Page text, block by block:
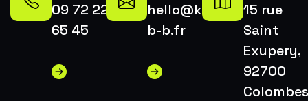
09 72 22
65 45
hello@k-
b-b.fr
15 rue
Saint
Exupery,
92700
Colombes